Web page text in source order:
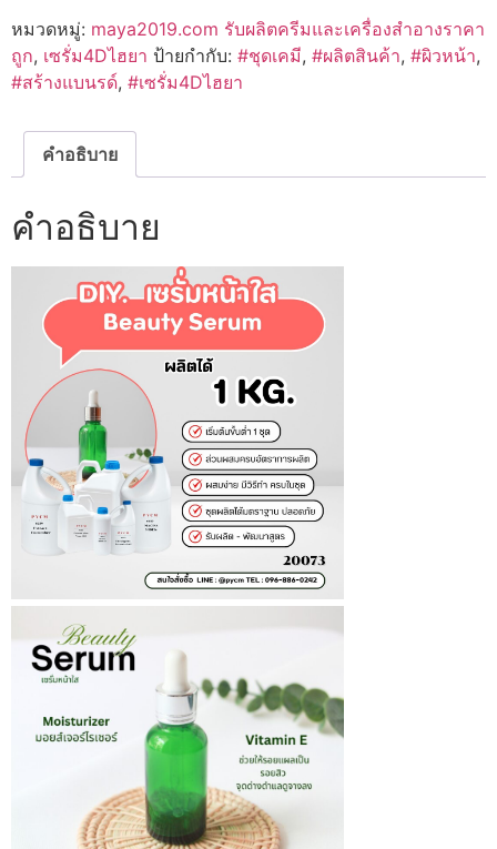
หมวดหมู่: maya2019.com รับผลิตครีมและเครื่องสำอางราคา
ถูก, เซรั่ม4Dไฮยา ป้ายกำกับ: #ชุดเคมี, #ผลิตสินค้า, #ผิวหน้า,
#สร้างแบนรด์, #เซรั่ม4Dไฮยา
คำอธิบาย
คำอธิบาย